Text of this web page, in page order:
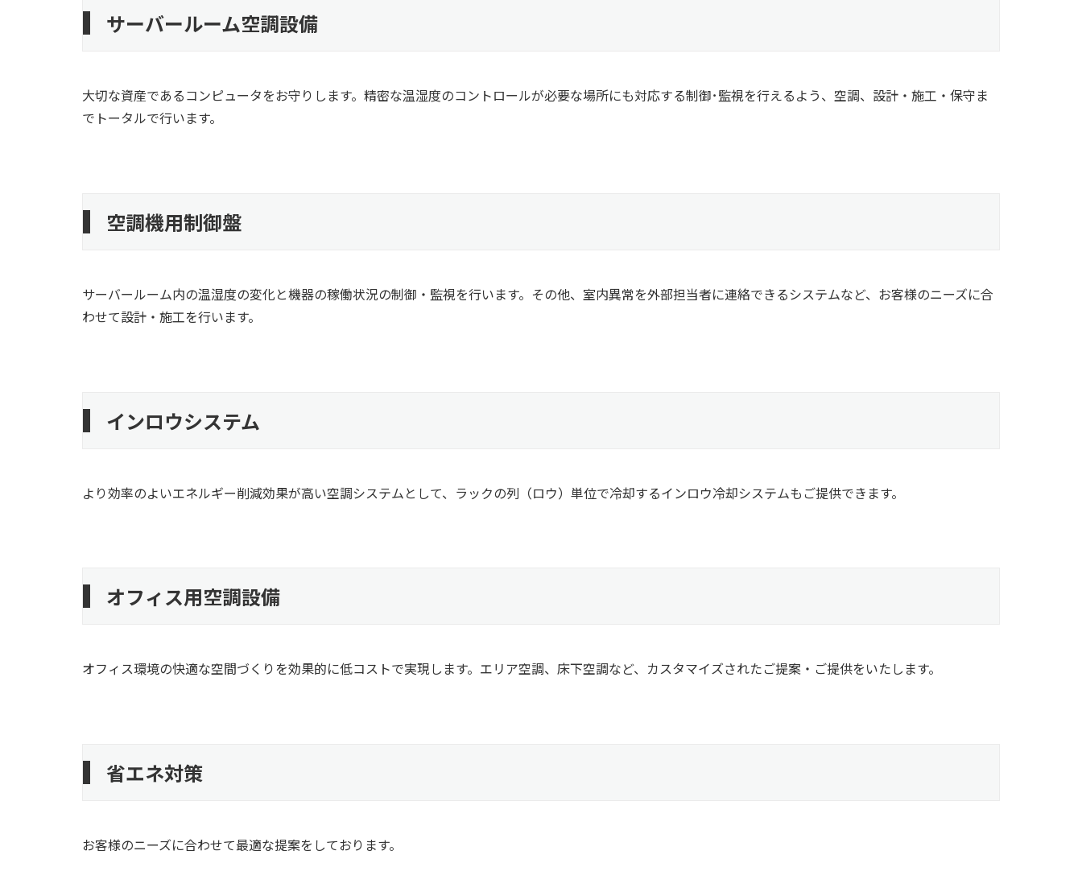
サーバールーム空調設備
大切な資産であるコンピュータをお守りします。精密な温湿度のコントロールが必要な場所にも対応する制御･監視を行えるよう、空調、設計・施工・保守ま
でトータルで行います。
空調機用制御盤
サーバールーム内の温湿度の変化と機器の稼働状況の制御・監視を行います。その他、室内異常を外部担当者に連絡できるシステムなど、お客様のニーズに合
わせて設計・施工を行います。
インロウシステム
より効率のよいエネルギー削減効果が高い空調システムとして、ラックの列（ロウ）単位で冷却するインロウ冷却システムもご提供できます。
オフィス用空調設備
オフィス環境の快適な空間づくりを効果的に低コストで実現します。エリア空調、床下空調など、カスタマイズされたご提案・ご提供をいたします。
省エネ対策
お客様のニーズに合わせて最適な提案をしております。